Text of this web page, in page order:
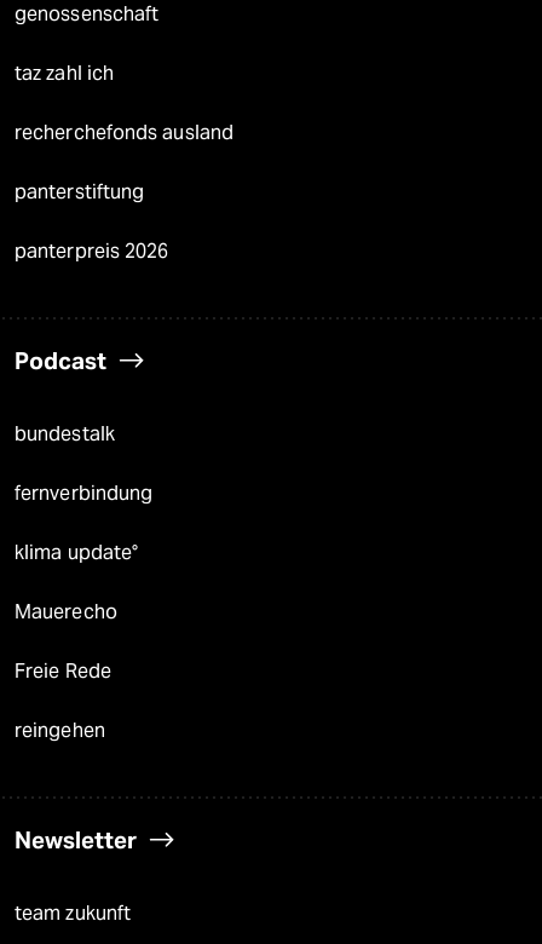
genossenschaft
taz zahl ich
recherchefonds ausland
panterstiftung
panterpreis 2026
Podcast
bundestalk
fernverbindung
klima update°
Mauerecho
Freie Rede
reingehen
Newsletter
team zukunft